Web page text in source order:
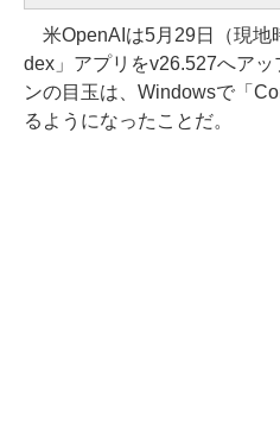
米OpenAIは5月29日（現地
dex」アプリをv26.527へア
ンの目玉は、Windowsで「
るようになったことだ。